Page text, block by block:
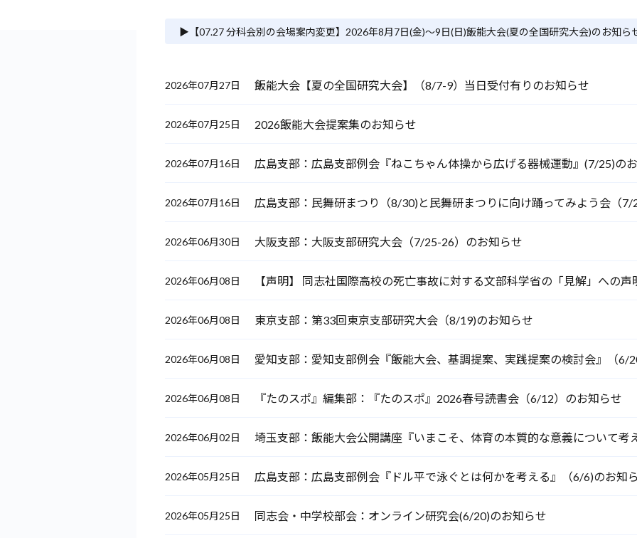
▶︎【07.27 分科会別の会場案内変更】2026年8月7日(金)〜9日(日)飯能大会(夏の全国研究大会)のお知ら
2026年07月27日 飯能大会【夏の全国研究大会】（8/7-9）当日受付有りのお知らせ
2026年07月25日 2026飯能大会提案集のお知らせ
2026年07月16日 広島支部：広島支部例会『ねこちゃん体操から広げる器械運動』(7/25)の
2026年07月16日 広島支部：民舞研まつり（8/30)と民舞研まつりに向け踊ってみよう会（7/
2026年06月30日 大阪支部：大阪支部研究大会（7/25-26）のお知らせ
2026年06月08日 【声明】 同志社国際高校の死亡事故に対する文部科学省の「見解」への声
2026年06月08日 東京支部：第33回東京支部研究大会（8/19)のお知らせ
2026年06月08日 愛知支部：愛知支部例会『飯能大会、基調提案、実践提案の検討会』（6/
2026年06月08日 『たのスポ』編集部：『たのスポ』2026春号読書会（6/12）のお知らせ
2026年06月02日 埼玉支部：飯能大会公開講座『いまこそ、体育の本質的な意義について考
2026年05月25日 広島支部：広島支部例会『ドル平で泳ぐとは何かを考える』（6/6)のお知
2026年05月25日 同志会・中学校部会：オンライン研究会(6/20)のお知らせ